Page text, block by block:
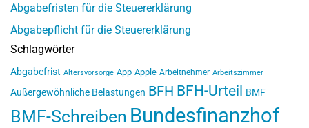
Abgabefristen für die Steuererklärung
Abgabepflicht für die Steuererklärung
Schlagwörter
Abgabefrist Altersvorsorge App Apple Arbeitnehmer Arbeitszimmer
Außergewöhnliche Belastungen BFH BFH-Urteil BMF
BMF-Schreiben Bundesfinanzhof